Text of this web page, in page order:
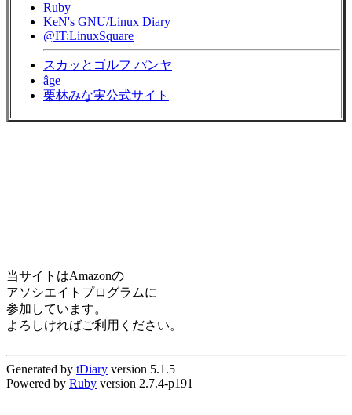
Ruby
KeN's GNU/Linux Diary
@IT:LinuxSquare
スカッとゴルフ パンヤ
âge
栗林みな実公式サイト
当サイトはAmazonの
アソシエイトプログラムに
参加しています。
よろしければご利用ください。
Generated by tDiary version 5.1.5
Powered by Ruby version 2.7.4-p191